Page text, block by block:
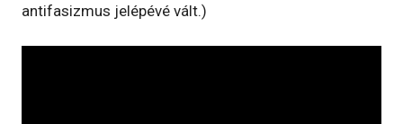
antifasizmus jelépévé vált.)